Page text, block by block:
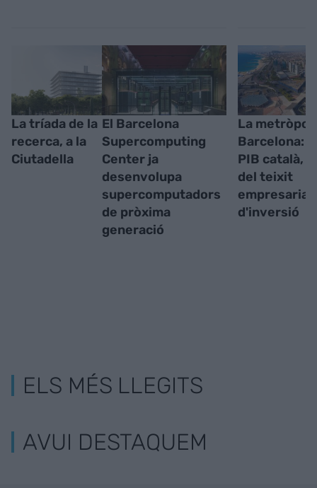
La tríada de la
recerca, a la
Ciutadella
El Barcelona
Supercomputing
Center ja
desenvolupa
supercomputadors
de pròxima
generació
La
Barcelona:
PIB català,
del teixit
empresarial
d'inversió
ELS MÉS LLEGITS
AVUI DESTAQUEM